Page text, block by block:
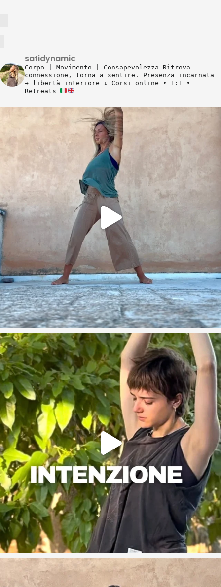
satidynamic
Corpo | Movimento | Consapevolezza Ritrova
connessione, torna a sentire.
Presenza incarnata
→ libertà interiore ↓ Corsi online • 1:1 •
Retreats